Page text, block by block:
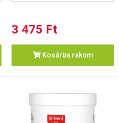
3 475 Ft
Kosárba rakom